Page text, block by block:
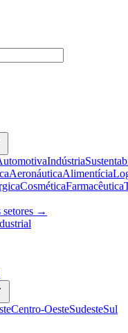
Indústria
AeronáuticaAlimentícia
CosméticaFarmacêutica
setores →
Centro-OesteSudesteSul